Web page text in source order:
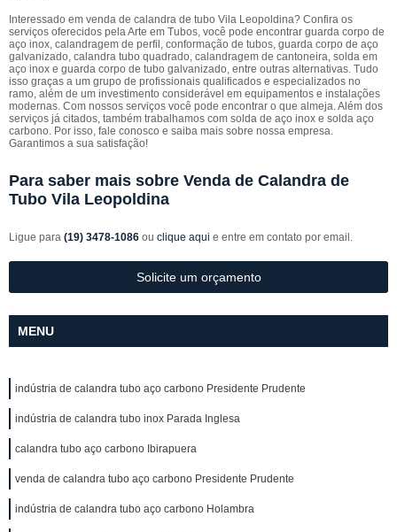
Interessado em venda de calandra de tubo Vila Leopoldina? Confira os
serviços oferecidos pela Arte em Tubos, você pode encontrar guarda corpo de
aço inox, calandragem de perfil, conformação de tubos, guarda corpo de aço
galvanizado, calandra tubo quadrado, calandragem de cantoneira, solda em
aço inox e guarda corpo de tubo galvanizado, entre outras alternativas. Tudo
isso graças a um grupo de profissionais qualificados e especializados no
ramo, além de um investimento considerável em equipamentos e instalações
modernas. Com nossos serviços você pode encontrar o que almeja. Além dos
serviços já citados, também trabalhamos com solda de aço inox e solda aço
carbono. Por isso, fale conosco e saiba mais sobre nossa empresa.
Garantimos a sua satisfação!
Para saber mais sobre Venda de Calandra de
Tubo Vila Leopoldina
Ligue para (19) 3478-1086 ou clique aqui e entre em contato por email.
Solicite um orçamento
MENU
indústria de calandra tubo aço carbono Presidente Prudente
indústria de calandra tubo inox Parada Inglesa
calandra tubo aço carbono Ibirapuera
venda de calandra tubo aço carbono Presidente Prudente
indústria de calandra tubo aço carbono Holambra